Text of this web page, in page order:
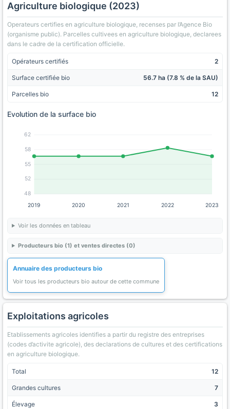
Agriculture biologique (2023)
Operateurs certifies en agriculture biologique, recenses par l’Agence Bio
(organisme public). Parcelles cultivees en agriculture biologique, declarees
dans le cadre de la certification officielle.
Opérateurs certifiés 2
Surface certifiée bio 56.7 ha (7.8 % de la SAU)
Parcelles bio 12
Evolution de la surface bio
48
52
55
58
62
2019 2020 2021 2022 2023
Voir les données en tableau
Producteurs bio (1) et ventes directes (0)
Annuaire des producteurs bio
Voir tous les producteurs bio autour de cette commune
Exploitations agricoles
Etablissements agricoles identifies a partir du registre des entreprises
(codes d’activite agricole), des declarations de cultures et des certifications
en agriculture biologique.
Total 12
Grandes cultures 7
Élevage 3